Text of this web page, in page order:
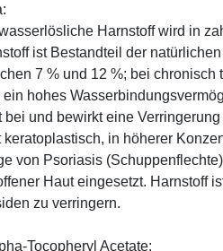
Harnstoff wird in
ist Bestandteil der
7 % und 12 %; bei
ein hohes
bei und bewirkt eine
keratoplastisch, in höherer
von Psoriasis
Haut eingesetzt. Harnstoff
zu verringern.
Tocopheryl Acetate: